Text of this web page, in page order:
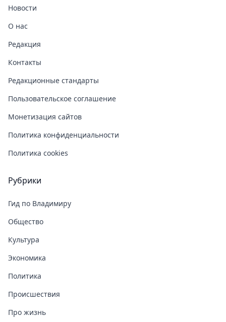
Новости
О нас
Редакция
Контакты
Редакционные стандарты
Пользовательское соглашение
Монетизация сайтов
Политика конфиденциальности
Политика cookies
Рубрики
Гид по Владимиру
Общество
Культура
Экономика
Политика
Происшествия
Про жизнь